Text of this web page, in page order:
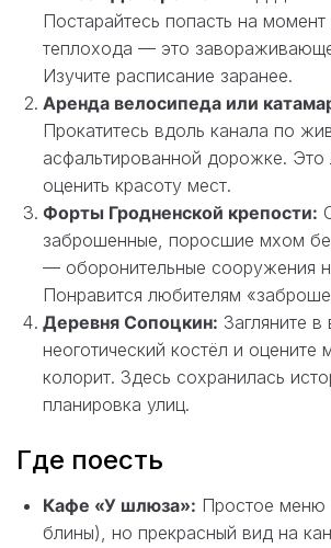
Постарайтесь попасть на
теплохода — это
Изучите расписание заранее.
Аренда велосипеда или
Прокатитесь вдоль канала по
асфальтированной дорожке.
оценить красоту мест.
Форты Гродненской крепости:
заброшенные, поросшие мхом
— оборонительные сооружения
Понравится любителям
Деревня Сопоцкин: Загляните в
неоготический костёл и оцените
колорит. Здесь сохранилась
планировка улиц.
Где поесть
Кафе «У шлюза»: Простое
блины), но прекрасный вид на